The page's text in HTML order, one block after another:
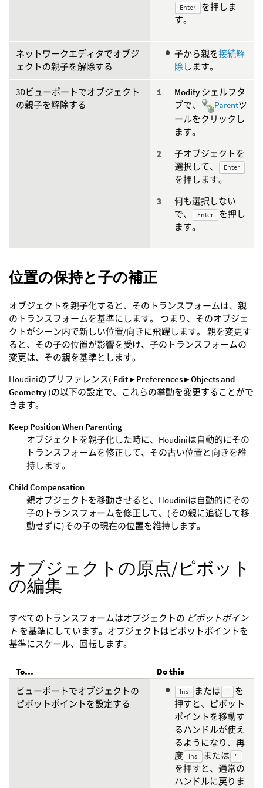
Enter
を押しま
す。
ネットワークエディタでオブジ
ェクトの親子を解除する
子から親を接続解
除します。
3Dビューポートでオブジェクト
の親子を解除する
Modify シェルフタ
ブで、
Parentツ
ールをクリックし
ます。
子オブジェクトを
選択して、
Enter
を押します。
何も選択しない
で、
Enter
を押し
ます。
位置の保持と子の補正
オブジェクトを親子化すると、そのトランスフォームは、親
のトランスフォームを基準にします。 つまり、そのオブジェ
クトがシーン内で新しい位置/向きに飛躍します。 親を変更す
ると、その子の位置が影響を受け、子のトランスフォームの
変更は、その親を基準とします。
Houdiniのプリファレンス( Edit ▸ Preferences ▸ Objects and
Geometry)の以下の設定で、これらの挙動を変更することがで
きます。
Keep Position When Parenting
オブジェクトを親子化した時に、Houdiniは自動的にその
トランスフォームを修正して、その古い位置と向きを維
持します。
Child Compensation
親オブジェクトを移動させると、Houdiniは自動的にその
子のトランスフォームを修正して、(その親に追従して移
動せずに)その子の現在の位置を維持します。
オブジェクトの原点/ピボット
の編集
すべてのトランスフォームはオブジェクトの ピボットポイン
ト を基準にしています。オブジェクトはピボットポイントを
基準にスケール、回転します。
To...
Do this
ビューポートでオブジェクトの
ピボットポイントを設定する
Ins または "
を
押すと、ピボット
ポイントを移動す
るハンドルが使え
るようになり、再
度
Ins または "
を押すと、通常の
ハンドルに戻りま